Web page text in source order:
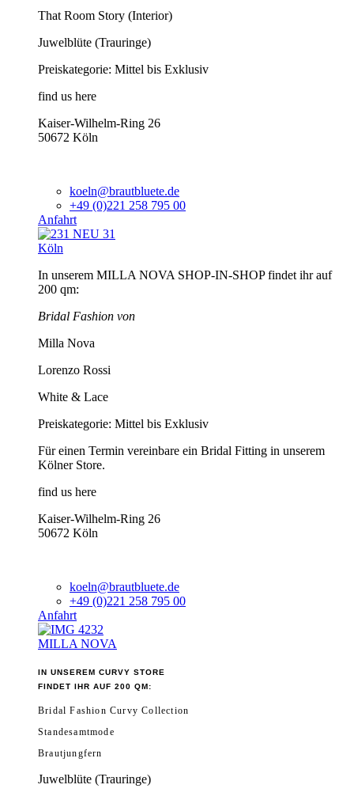
That Room Story (Interior)
Juwelblüte (Trauringe)
Preiskategorie: Mittel bis Exklusiv
find us here
Kaiser-Wilhelm-Ring 26
50672 Köln
koeln@brautbluete.de
+49 (0)221 258 795 00
Anfahrt
Köln
In unserem MILLA NOVA SHOP-IN-SHOP findet ihr auf
200 qm:
Bridal Fashion von
Milla Nova
Lorenzo Rossi
White & Lace
Preiskategorie: Mittel bis Exklusiv
Für einen Termin vereinbare ein Bridal Fitting in unserem
Kölner Store.
find us here
Kaiser-Wilhelm-Ring 26
50672 Köln
koeln@brautbluete.de
+49 (0)221 258 795 00
Anfahrt
MILLA NOVA
IN UNSEREM CURVY STORE
FINDET IHR AUF 200 QM:
Bridal Fashion Curvy Collection
Standesamtmode
Brautjungfern
Juwelblüte (Trauringe)